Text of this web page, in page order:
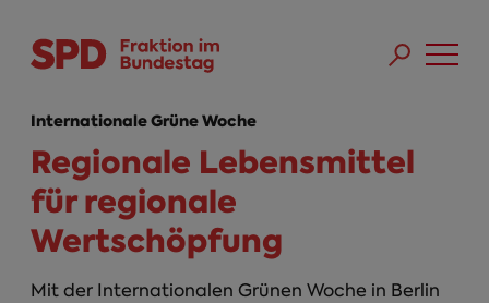
Internationale Grüne Woche
Regionale Lebensmittel
für regionale
Wertschöpfung
Mit der Internationalen Grünen Woche in Berlin